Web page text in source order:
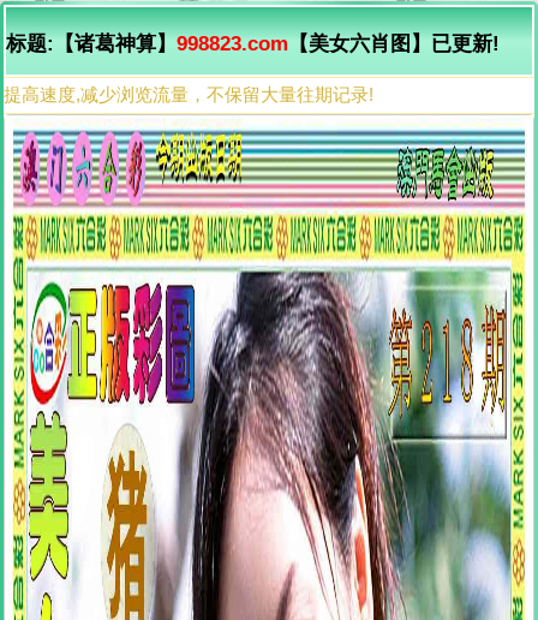
标题:【诸葛神算】 998823.com 【美女六肖图】已更新!
提高速度,减少浏览流量，不保留大量往期记录!